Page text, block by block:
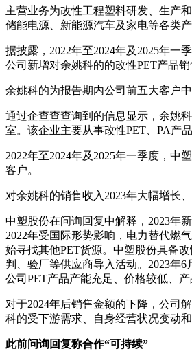
主营业务为改性工程塑料研发、生产
储能电源、新能源汽车及家电等各类产
据披露，2022年至2024年及2025年一
公司新增对余姚科的的改性PET产品销
余姚科的为报告期内公司前五大客户
通过企查查查询到的信息显示，余姚
室。该企业主要从事改性PET、PA产
2022年至2024年及2025年一季度，中
客户。
对余姚科的销售收入2023年大幅增长
中塑股份在问询回复中解释，2023年
2022年受国际形势影响，电力替代燃
始寻找其他PET货源。中塑股份具备
判、验厂等供应商导入活动。2023年
公司PET产品产能充足、价格较低、
对于2024年后销售金额的下降，公司
科的受下游需求、自身经营状况变动
此前问询回复称合作“可持续”